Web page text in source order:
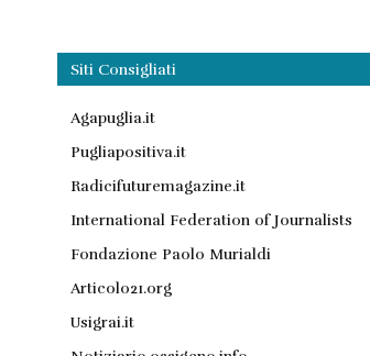
Siti Consigliati
Agapuglia.it
Pugliapositiva.it
Radicifuturemagazine.it
International Federation of Journalists
Fondazione Paolo Murialdi
Articolo21.org
Usigrai.it